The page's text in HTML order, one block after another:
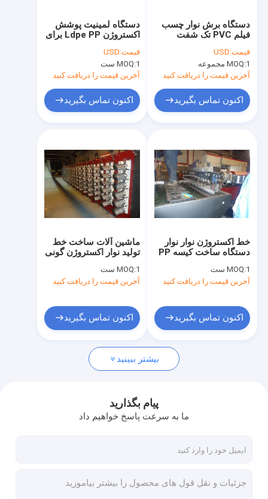
محصولات
فیلم های
درباره ما
با ما تماس بگیرید
درخواست نقل قول
خط اکستروژن نوار
خط اکستروژن تک رشته ای
دستگاه لمینیت پوشش
اکستروژن Ldpe PP برای
قیمت:USD
MOQ:1 ست
آخرین قیمت را دریافت کنید
اکنون تماس بگیرید
دستگاه برش نوار چسب
فیلم PVC تک شفت
قیمت:USD
MOQ:1 مجموعه
آخرین قیمت را دریافت کنید
اکنون تماس بگیرید
ماشین آلات ساخت خط
تولید نوار اکستروژن گونی
PP/PE
MOQ:1 ست
آخرین قیمت را دریافت کنید
اکنون تماس بگیرید
خط اکستروژن نوار نوار
دستگاه ساخت کیسه PP
خوراک کیسه کود
MOQ:1 ست
آخرین قیمت را دریافت کنید
اکنون تماس بگیرید
بیشتر ببینید
پیام بگذارید
ما به سرعت پاسخ خواهیم داد